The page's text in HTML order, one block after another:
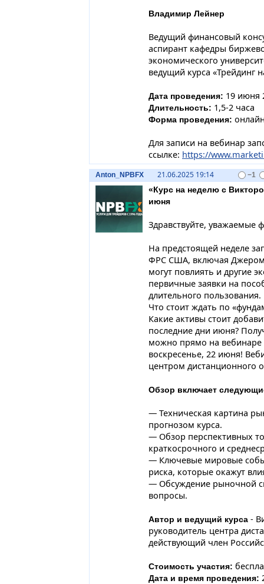
Владимир Лейнер
Ведущий финансовый
аспирант кафедры
экономического
ведущий курса «Трейдинг
Дата проведения: 19 июня
Длительность: 1,5-2 часа
Форма проведения:
Для записи на вебинар
ссылке: https://
Anton_NPBFX 21.06.2025 19:14 −1
«Курс на неделю с
июня
Здравствуйте, уважаемые
На предстоящей неделе
ФРС США, включая
могут повлиять и другие
первичные заявки на
длительного
Что стоит ждать по
Какие активы стоит
последние дни июня?
можно прямо на
воскресенье, 22 июня!
центром дистанционного
Обзор включает
— Техническая картина
прогнозом курса.
— Обзор перспективных
краткосрочного и
— Ключевые мировые
риска, которые окажут
— Обсуждение рыночной
вопросы.
Автор и ведущий курса -
руководитель центра
действующий член
Стоимость участия:
Дата и время проведения: